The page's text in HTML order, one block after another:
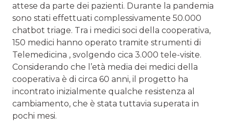
attese da parte dei pazienti. Durante la pandemia
sono stati effettuati complessivamente 50.000
chatbot triage. Tra i medici soci della cooperativa,
150 medici hanno operato tramite strumenti di
Telemedicina , svolgendo cica 3.000 tele-visite.
Considerando che l’età media dei medici della
cooperativa è di circa 60 anni, il progetto ha
incontrato inizialmente qualche resistenza al
cambiamento, che è stata tuttavia superata in
pochi mesi.